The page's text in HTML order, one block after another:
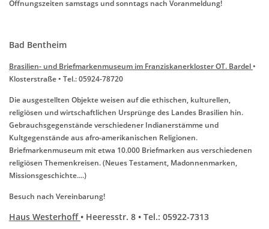
Öffnungszeiten samstags und sonntags nach Voranmeldung!
Bad Bentheim
Brasilien- und Briefmarkenmuseum im Franziskanerkloster OT. Bardel•
Klosterstraße • Tel.: 05924-78720
Die ausgestellten Objekte weisen auf die ethischen, kulturellen,
religiösen und wirtschaftlichen Ursprünge des Landes Brasilien hin.
Gebrauchsgegenstände verschiedener Indianerstämme und
Kultgegenstände aus afro-amerikanischen Religionen.
Briefmarkenmuseum mit etwa 10.000 Briefmarken aus verschiedenen
religiösen Themenkreisen. (Neues Testament, Madonnenmarken,
Missionsgeschichte....)
Besuch nach Vereinbarung!
Haus Westerhoff • Heeresstr. 8 • Tel.: 05922-7313